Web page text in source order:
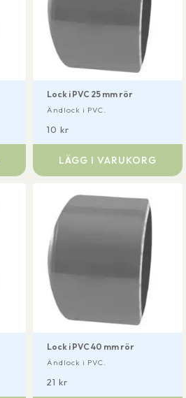
Lock i PVC 25 mm rör
10 kr
Ändlock i PVC.
LÄGG I VARUKORG
Lock i PVC 40 mm rör
21 kr
Ändlock i PVC.